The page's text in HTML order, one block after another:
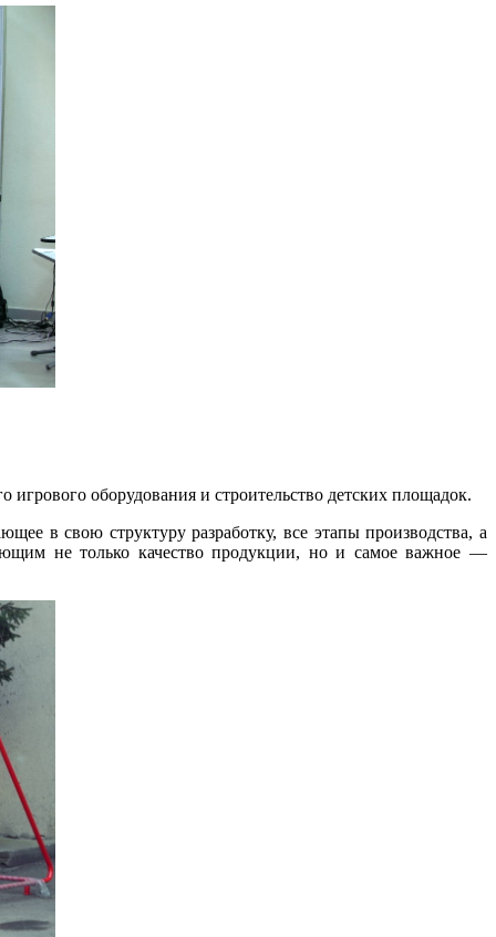
оборудования и строительство детских площадок.
в свою структуру разработку, все этапы производства, а
не только качество продукции, но и самое важное —